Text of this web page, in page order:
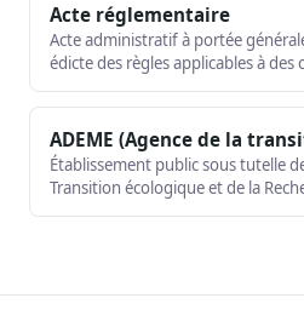
Acte réglementaire
Acte administratif à portée
édicte des règles applicables à
définies de façon abstraite. Le
exemples typiques.
ADEME (Agence de la
Établissement public sous tutelle
Transition écologique et de la
écologique et énergétique :